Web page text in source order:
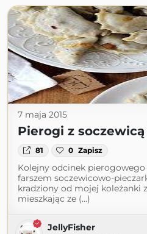
7 maja 2015
Pierogi z
81 0 Zapisz
Kolejny odcinek pierogowego
farszem soczewicowo-
kradziony od mojej koleżanki
mieszkając ze (...)
JellyFisher